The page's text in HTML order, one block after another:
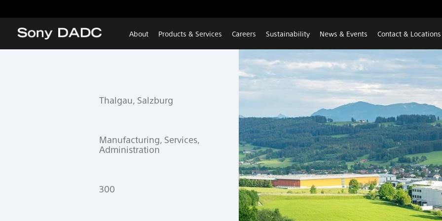
About Products & Services Careers Sustainability News & Events Contact & Locations
Thalgau, Salzburg
Manufacturing, Services,
Administration
300